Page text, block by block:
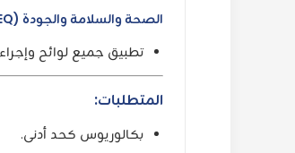
الصحة والسلامة والجودة (SHEQ):
تطبيق جميع لوائح
المتطلبات:
بكالوريوس كحد أدنى.